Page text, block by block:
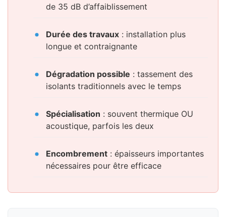
de 35 dB d’affaiblissement
Durée des travaux : installation plus
longue et contraignante
Dégradation possible : tassement des
isolants traditionnels avec le temps
Spécialisation : souvent thermique OU
acoustique, parfois les deux
Encombrement : épaisseurs importantes
nécessaires pour être efficace